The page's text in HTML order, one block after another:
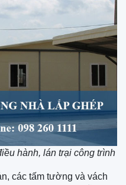
hành, lán trại công trình
các tấm tường và vách